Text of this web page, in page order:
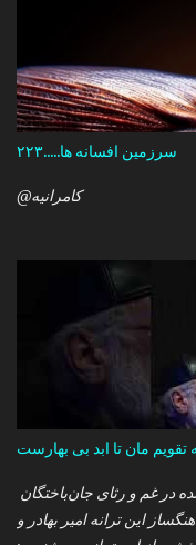
سرزمین افسانه ها.....۲۲۳
@کامرانیه
این ترانه امیر بهادر و